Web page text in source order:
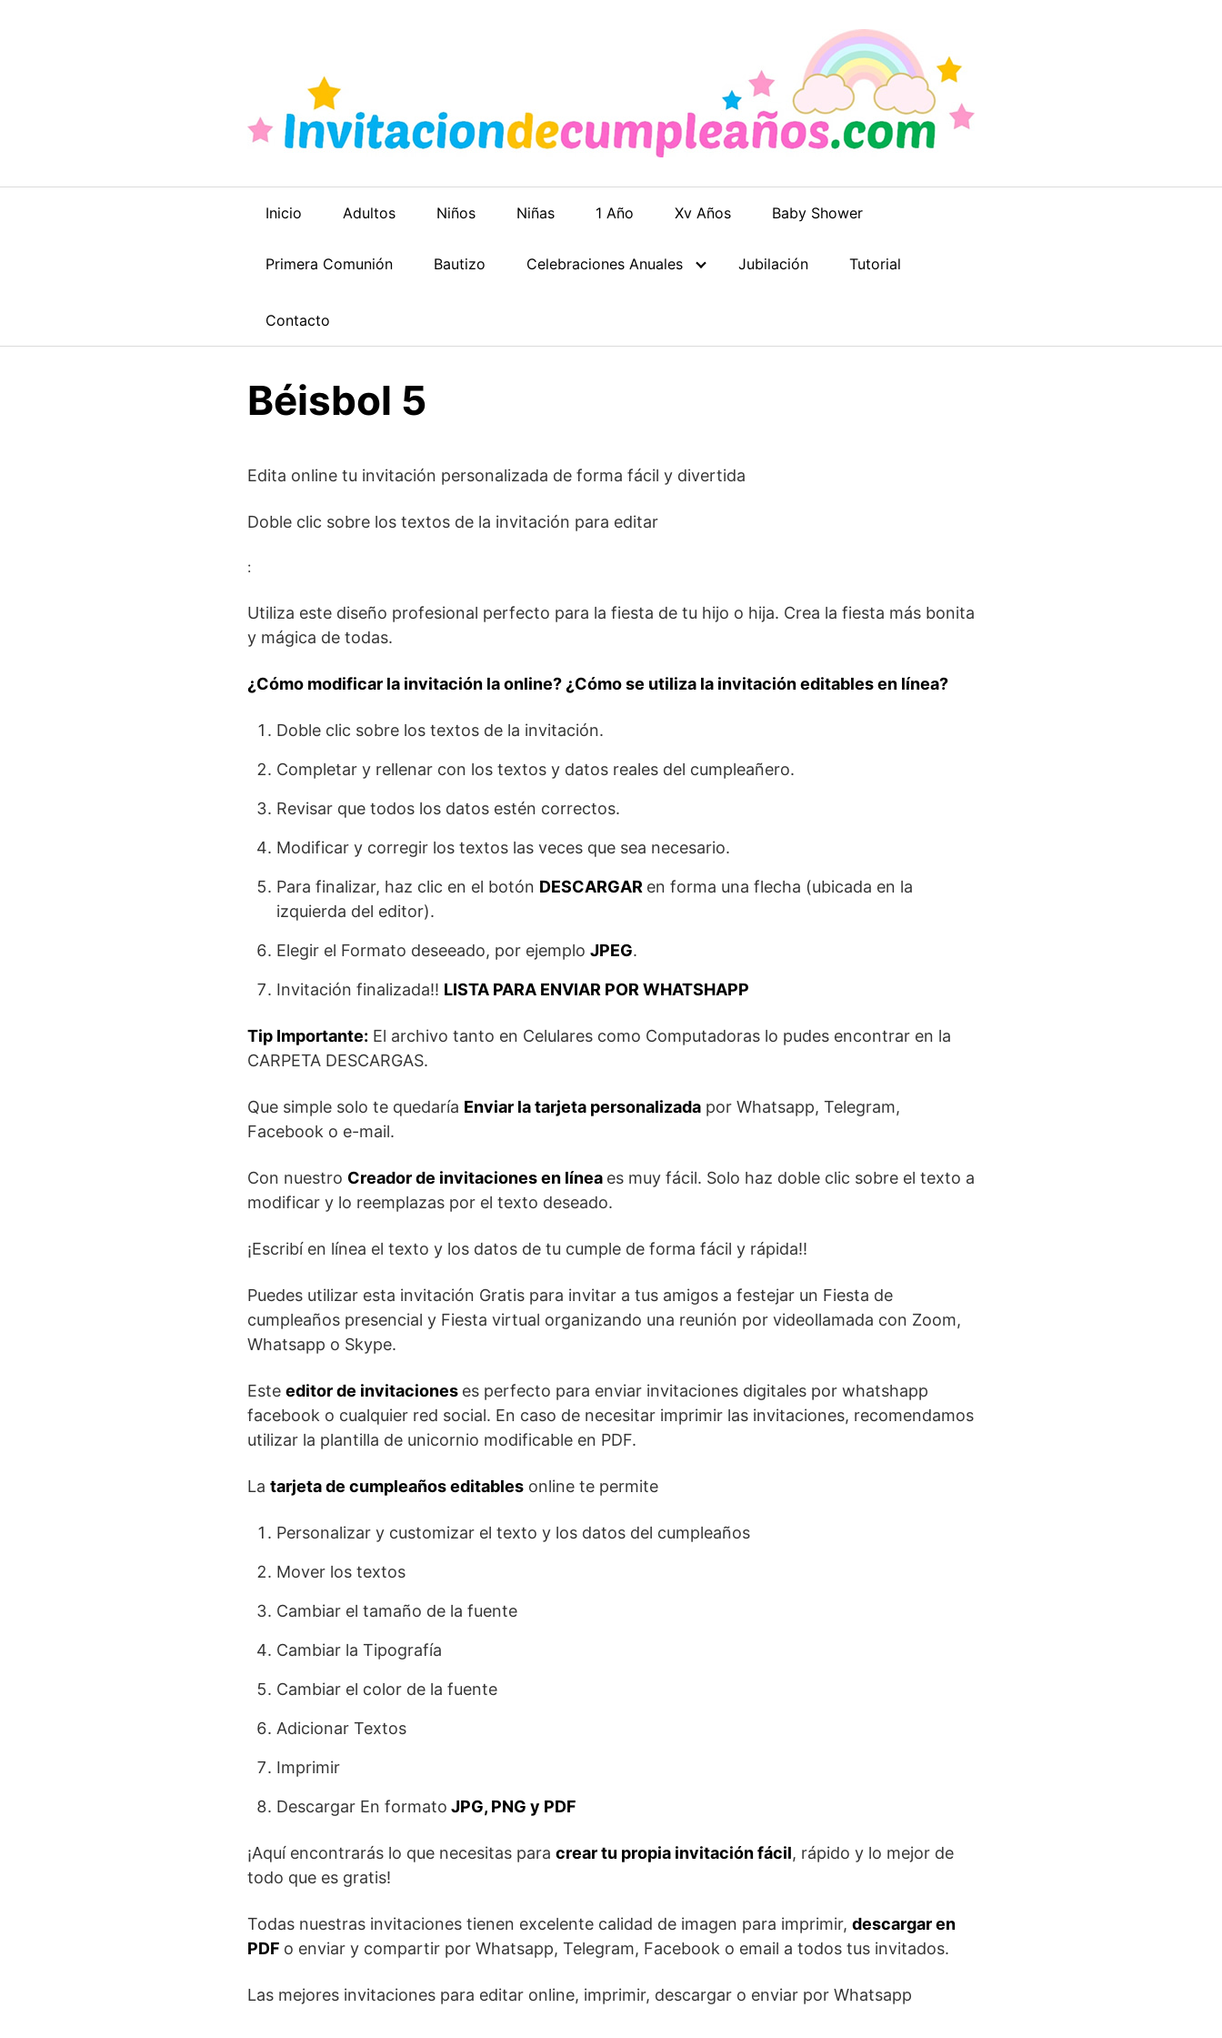
Inicio Adultos Niños Niñas 1 Año Xv Años Baby Shower
Primera Comunión Bautizo Celebraciones Anuales Jubilación Tutorial
Contacto
Béisbol 5
Edita online tu invitación personalizada de forma fácil y divertida
Doble clic sobre los textos de la invitación para editar
:
Utiliza este diseño profesional perfecto para la fiesta de tu hijo o hija. Crea la fiesta más bonita
y mágica de todas.
¿Cómo modificar la invitación la online? ¿Cómo se utiliza la invitación editables en línea?
Doble clic sobre los textos de la invitación.
Completar y rellenar con los textos y datos reales del cumpleañero.
Revisar que todos los datos estén correctos.
Modificar y corregir los textos las veces que sea necesario.
Para finalizar, haz clic en el botón DESCARGAR en forma una flecha (ubicada en la
izquierda del editor).
Elegir el Formato deseeado, por ejemplo JPEG.
Invitación finalizada!! LISTA PARA ENVIAR POR WHATSHAPP
Tip Importante: El archivo tanto en Celulares como Computadoras lo pudes encontrar en la
CARPETA DESCARGAS.
Que simple solo te quedaría Enviar la tarjeta personalizada por Whatsapp, Telegram,
Facebook o e-mail.
Con nuestro Creador de invitaciones en línea es muy fácil. Solo haz doble clic sobre el texto a
modificar y lo reemplazas por el texto deseado.
¡Escribí en línea el texto y los datos de tu cumple de forma fácil y rápida!!
Puedes utilizar esta invitación Gratis para invitar a tus amigos a festejar un Fiesta de
cumpleaños presencial y Fiesta virtual organizando una reunión por videollamada con Zoom,
Whatsapp o Skype.
Este editor de invitaciones es perfecto para enviar invitaciones digitales por whatshapp
facebook o cualquier red social. En caso de necesitar imprimir las invitaciones, recomendamos
utilizar la plantilla de unicornio modificable en PDF.
La tarjeta de cumpleaños editables online te permite
Personalizar y customizar el texto y los datos del cumpleaños
Mover los textos
Cambiar el tamaño de la fuente
Cambiar la Tipografía
Cambiar el color de la fuente
Adicionar Textos
Imprimir
Descargar En formato JPG, PNG y PDF
¡Aquí encontrarás lo que necesitas para crear tu propia invitación fácil, rápido y lo mejor de
todo que es gratis!
Todas nuestras invitaciones tienen excelente calidad de imagen para imprimir, descargar en
PDF o enviar y compartir por Whatsapp, Telegram, Facebook o email a todos tus invitados.
Las mejores invitaciones para editar online, imprimir, descargar o enviar por Whatsapp